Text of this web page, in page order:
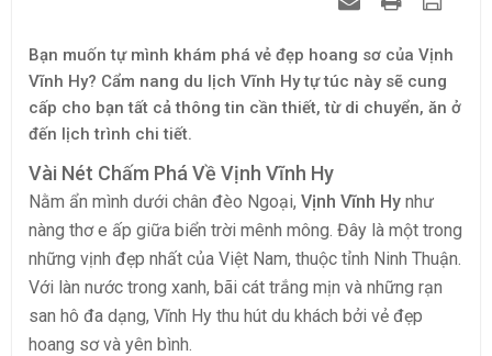
Bạn muốn tự mình khám phá vẻ đẹp hoang sơ của Vịnh
Vĩnh Hy? Cẩm nang du lịch Vĩnh Hy tự túc này sẽ cung
cấp cho bạn tất cả thông tin cần thiết, từ di chuyển, ăn ở
đến lịch trình chi tiết.
Vài Nét Chấm Phá Về Vịnh Vĩnh Hy
Nằm ẩn mình dưới chân đèo Ngoại, Vịnh Vĩnh Hy như
nàng thơ e ấp giữa biển trời mênh mông. Đây là một trong
những vịnh đẹp nhất của Việt Nam, thuộc tỉnh Ninh Thuận.
Với làn nước trong xanh, bãi cát trắng mịn và những rạn
san hô đa dạng, Vĩnh Hy thu hút du khách bởi vẻ đẹp
hoang sơ và yên bình.